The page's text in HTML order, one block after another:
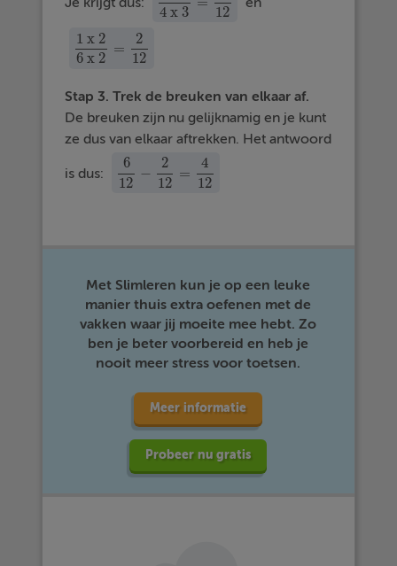
4 x 3
12
1 x 2
6 x 2
=
2
12
1x26 x 2=2
Stap 3. Trek de breuken van elkaar af.
De breuken zijn nu gelijknamig en je kunt
ze dus van elkaar aftrekken. Het antwoord
is dus:
6
12
−
2
12
=
4
12
612− 212 =4 12
Met Slimleren kun je op een leuke
manier thuis extra oefenen met de
vakken waar jij moeite mee hebt. Zo
ben je beter voorbereid en heb je
nooit meer stress voor toetsen.
Meer informatie
Probeer nu gratis